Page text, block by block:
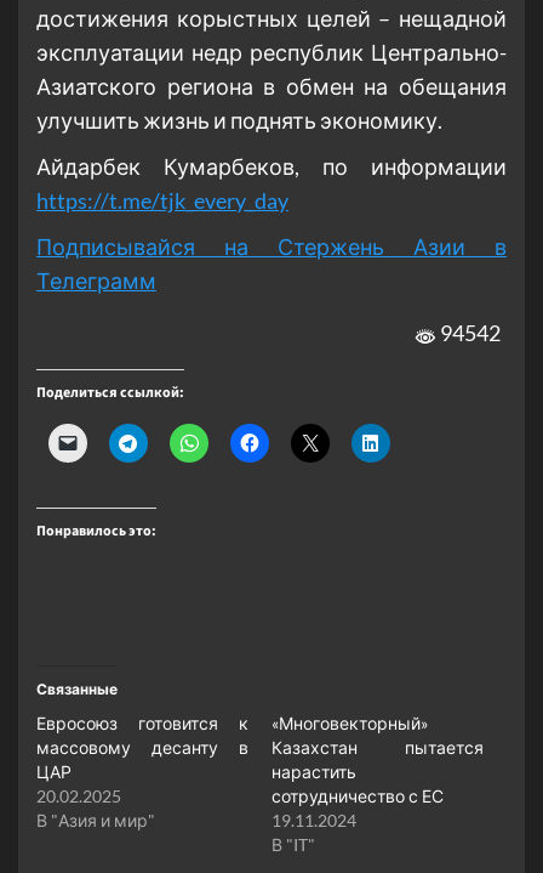
достижения корыстных целей – нещадной
эксплуатации недр республик Центрально-
Азиатского региона в обмен на обещания
улучшить жизнь и поднять экономику.
Айдарбек Кумарбеков, по информации
https://t.me/tjk_every_day
Подписывайся на Стержень Азии в
Телеграмм
94542
Поделиться ссылкой:
Понравилось это:
Связанные
Евросоюз готовится к
массовому десанту в
ЦАР
20.02.2025
В "Азия и мир"
«Многовекторный»
Казахстан пытается
нарастить
сотрудничество с ЕС
19.11.2024
В "IT"